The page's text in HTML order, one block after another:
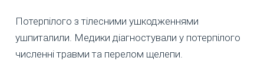
Потерпілого з тілесними ушкодженнями
ушпиталили. Медики діагностували у потерпілого
численні травми та перелом щелепи.